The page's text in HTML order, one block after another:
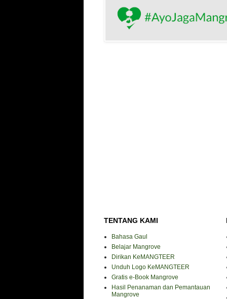
TENTANG KAMI
Bahasa Gaul
Belajar Mangrove
Dirikan KeMANGTEER
Unduh Logo KeMANGTEER
Gratis e-Book Mangrove
Hasil Penanaman dan Pemantauan
Mangrove